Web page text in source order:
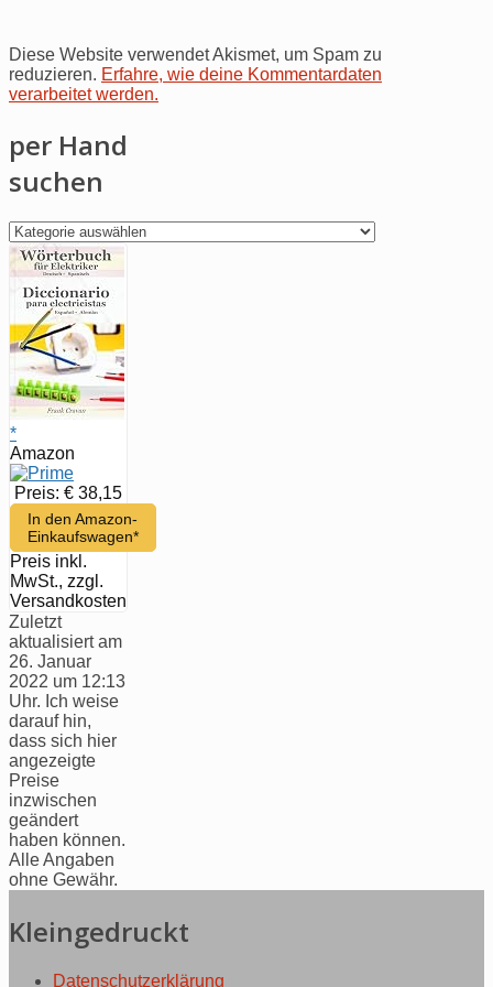
Diese Website verwendet Akismet, um Spam zu
reduzieren. Erfahre, wie deine Kommentardaten
verarbeitet werden.
per Hand
suchen
per
Hand
suchen
*
Amazon
Preis: € 38,15
In den Amazon-
Einkaufswagen*
Preis inkl.
MwSt., zzgl.
Versandkosten
Zuletzt
aktualisiert am
26. Januar
2022 um 12:13
Uhr. Ich weise
darauf hin,
dass sich hier
angezeigte
Preise
inzwischen
geändert
haben können.
Alle Angaben
ohne Gewähr.
Kleingedruckt
Datenschutzerklärung